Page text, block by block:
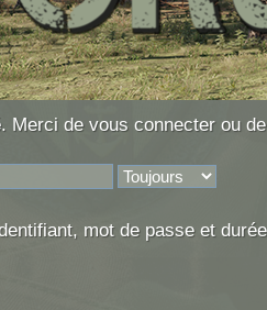
. Merci de vous connecter ou
mot de passe et